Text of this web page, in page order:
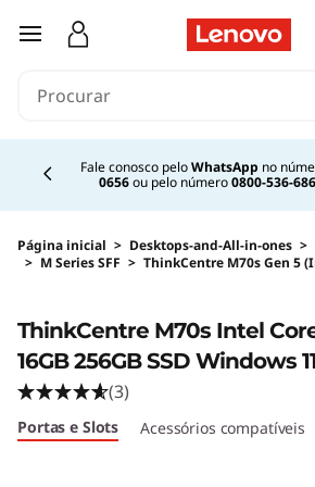
saltar para o conteúdo principal
Fale conosco peloWhatsApp no
0656ou pelo número0800-536-
Página inicial > Desktops-and-All-in-ones >
> M Series SFF > ThinkCentre M70s Gen 5
ThinkCentre M70s Intel
16GB 256GB SSD Windows
(3)
Portas e Slots Acessórios compatíveis